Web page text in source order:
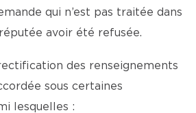
qui n’est pas traitée dans
avoir été refusée.
des renseignements
sous certaines
lesquelles :